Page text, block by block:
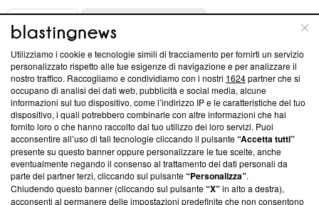
ABOUT
Questa sezione offre informazioni trasparenti su Blasting
News, sui nostri processi editoriali e su come ci impegniamo a
creare news di qualità. Inoltre, afferma la nostra aderenza a
‘Trust Project - News with Integrity’Blasting News non è
ancora membro del programma, ma ha richiesto di farne
parte; Trust Project non ha ancora effettuato una verifica di
conformità agli standard.
Su di noi
Utilizziamo i cookie e tecnologie simili di tracciamento per fornirti un servizio
personalizzato rispetto alle tue esigenze di navigazione e per analizzare il
nostro traffico. Raccogliamo e condividiamo con i nostri 1624partner che si
occupano di analisi dei dati web, pubblicità e social media, alcune
informazioni sul tuo dispositivo, come l’indirizzo IP e le caratteristiche del tuo
dispositivo, i quali potrebbero combinarle con altre informazioni che hai
fornito loro o che hanno raccolto dal tuo utilizzo dei loro servizi. Puoi
acconsentire all’uso di tali tecnologie cliccando il pulsante“Accetta tutti”
presente su questo banner oppure personalizzare le tue scelte, anche
eventualmente negando il consenso al trattamento dei dati personali da
parte dei partner terzi, cliccando sul pulsante“Personalizza”.
Chiudendo questo banner (cliccando sul pulsante“X”in alto a destra),
acconsenti al permanere delle impostazioni predefinite che non consentono